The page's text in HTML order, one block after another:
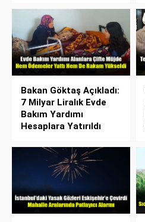
Bakan Göktaş Açıkladı:
7 Milyar Liralık Evde
Bakım Yardımı
Hesaplara Yatırıldı